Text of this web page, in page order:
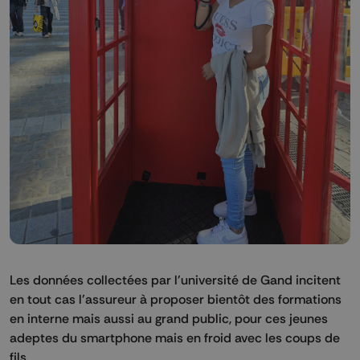
Les données collectées par l'université de Gand incitent
en tout cas l'assureur à proposer bientôt des formations
en interne mais aussi au grand public, pour ces jeunes
adeptes du smartphone mais en froid avec les coups de
fils